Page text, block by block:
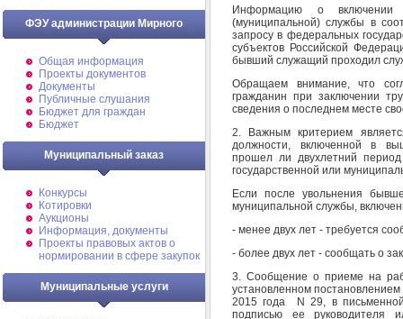
ФЭУ администрации Мирного
Общая информация
Проекты документов
Документы
Публичные слушания
Бюджет для граждан
Бюджет
Муниципальный заказ
Конкурсы
Котировки
Аукционы
Информация, документы
Проекты правовых актов о
нормировании в сфере закупок
Муниципальные услуги
Информацию о включении
(муниципальной) службы в
запросу в федеральных
субъектов Российской
бывший служащий проходил
Обращаем внимание, что
гражданин при заключении
сведения о последнем месте
2. Важным критерием
должности, включенной в
прошел ли двухлетний
государственной или
Если после увольнения
муниципальной службы,
- менее двух лет - требуется
- более двух лет - сообщать о
3. Сообщение о приеме на
установленном
2015 года N 29, в
подписью ее руководителя